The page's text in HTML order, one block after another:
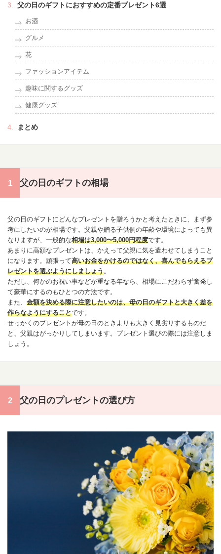
父の日のギフトにおすすめの定番プレゼント6選
お酒
グルメ
花
ファッションアイテム
趣味に関するグッズ
健康グッズ
まとめ
父の日のギフトの相場
父の日のギフトにどんなプレゼントを贈ろうかと考えたときに、まず参
考にしたいのが相場です。父親や贈る子供側の年齢や環境によっても異
なりますが、一般的な相場は3,000〜5,000円程度です。
あまりに高額なプレゼントは、かえって父親に気を遣わせてしまうこと
になります。頑張って高いお金をかけるのではなく、喜んでもらえるプ
レゼントを選ぶようにしましょう。
ただし、何かのお祝い事などが重なる年なら、相場にこだわらず奮発し
て豪華にするのもひとつの方法です。
また、 金額を決める際に注意したいのは、母の日のギフトと大きく差を
作らなようにすることです。
せっかくのプレゼントが母の日のときよりも大きく見劣りするものだ
と、父親はがっかりしてしまいます。プレゼント選びの際には注意しま
しょう。
父の日のプレゼントの選び方